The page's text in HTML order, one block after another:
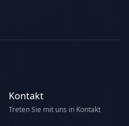
Kontakt
Treten Sie mit uns in Kontakt